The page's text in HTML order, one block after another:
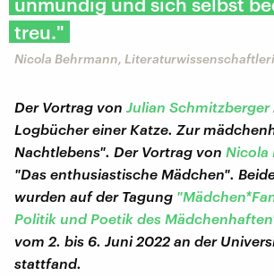
treu."
Nicola Behrmann,
Der Vortrag von Julian Schmitzberger
Logbücher einer Katze. Zur
Nachtlebens". Der Vortrag von Nicola
"Das enthusiastische Mädchen".
wurden auf der Tagung
Politik und Poetik des
vom 2. bis 6. Juni 2022 an der
stattfand.